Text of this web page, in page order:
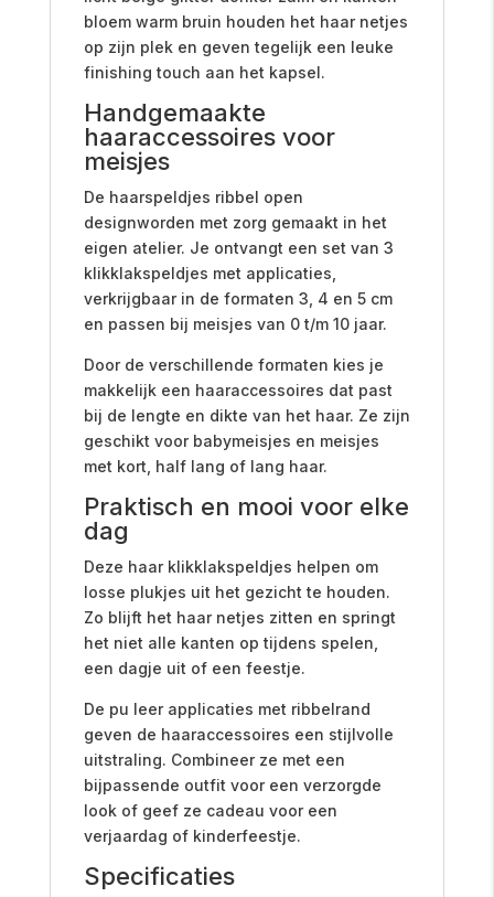
bloem warm bruin houden het haar netjes
op zijn plek en geven tegelijk een leuke
finishing touch aan het kapsel.
Handgemaakte
haaraccessoires voor
meisjes
De haarspeldjes ribbel open
designworden met zorg gemaakt in het
eigen atelier. Je ontvangt een set van 3
klikklakspeldjes met applicaties,
verkrijgbaar in de formaten 3, 4 en 5 cm
en passen bij meisjes van 0 t/m 10 jaar.
Door de verschillende formaten kies je
makkelijk een haaraccessoires dat past
bij de lengte en dikte van het haar. Ze zijn
geschikt voor babymeisjes en meisjes
met kort, half lang of lang haar.
Praktisch en mooi voor elke
dag
Deze haar klikklakspeldjes helpen om
losse plukjes uit het gezicht te houden.
Zo blijft het haar netjes zitten en springt
het niet alle kanten op tijdens spelen,
een dagje uit of een feestje.
De pu leer applicaties met ribbelrand
geven de haaraccessoires een stijlvolle
uitstraling. Combineer ze met een
bijpassende outfit voor een verzorgde
look of geef ze cadeau voor een
verjaardag of kinderfeestje.
Specificaties